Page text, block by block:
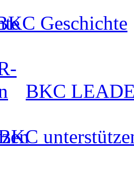
Geschichte
BKC